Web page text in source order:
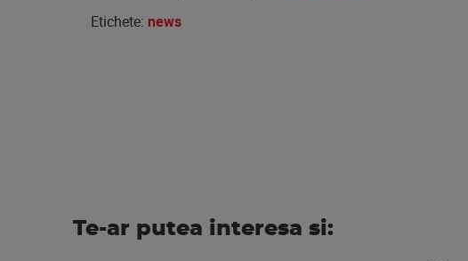
Etichete: news
Te-ar putea interesa si: